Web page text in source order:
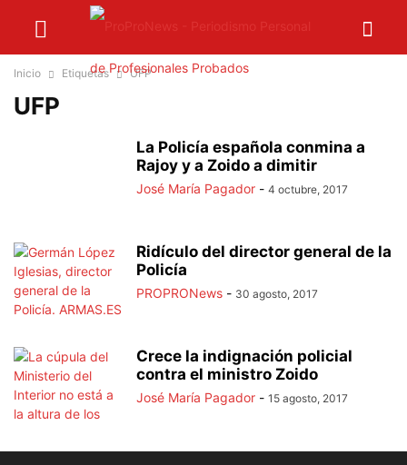
Inicio Etiquetas UFP
UFP
La Policía española conmina a
Rajoy y a Zoido a dimitir
José María Pagador - 4 octubre, 2017
Ridículo del director general de la
Policía
PROPRONews - 30 agosto, 2017
Crece la indignación policial
contra el ministro Zoido
José María Pagador - 15 agosto, 2017